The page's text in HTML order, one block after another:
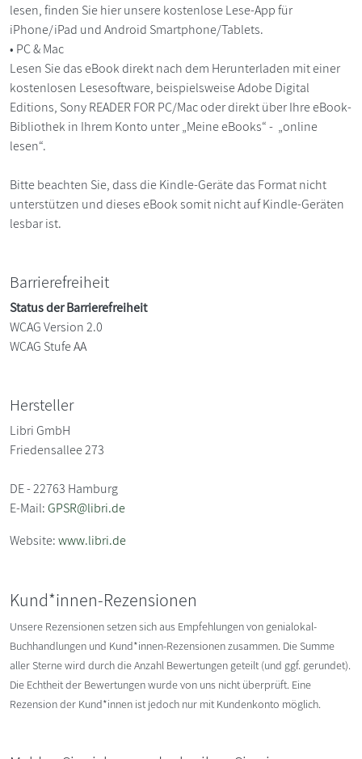
lesen, finden Sie hier unsere kostenlose Lese-App für
iPhone/iPad und Android Smartphone/Tablets.
• PC & Mac
Lesen Sie das eBook direkt nach dem Herunterladen mit einer
kostenlosen Lesesoftware, beispielsweise Adobe Digital
Editions, Sony READER FOR PC/Mac oder direkt über Ihre eBook-
Bibliothek in Ihrem Konto unter „Meine eBooks“ - „online
lesen“.
Bitte beachten Sie, dass die Kindle-Geräte das Format nicht
unterstützen und dieses eBook somit nicht auf Kindle-Geräten
lesbar ist.
Barrierefreiheit
Status der Barrierefreiheit
WCAG Version 2.0
WCAG Stufe AA
Hersteller
Libri GmbH
Friedensallee 273
DE - 22763 Hamburg
E-Mail:GPSR@libri.de
Website:www.libri.de
Kund*innen-Rezensionen
Unsere Rezensionen setzen sich aus Empfehlungen von genialokal-
Buchhandlungen und Kund*innen-Rezensionen zusammen. Die Summe
aller Sterne wird durch die Anzahl Bewertungen geteilt (und ggf. gerundet).
Die Echtheit der Bewertungen wurde von uns nicht überprüft. Eine
Rezension der Kund*innen ist jedoch nur mit Kundenkonto möglich.